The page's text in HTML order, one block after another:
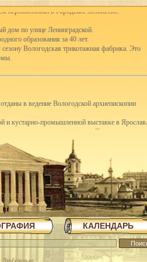
переименован в Городское хозяйство.
дом по улице Ленинградской.
образования за 40 лет.
Вологодская трикотажная фабрика. Это
в ведение Вологодской архиепископии
и кустарно-промышленной выставке в
присоединены к школам II ступени,
41 школа I ступени, 3 семилетки и 12
вагона сливочного масла.
среди трудящихся города.
пил. До этого пилы для насечки
для дальнейших исследований
методом народной стройки в короткий срок
построена чесальная фабрика,
ФЗУ. Начато сооружение 70-метровой трубы
КАЛЕНДАРЬ